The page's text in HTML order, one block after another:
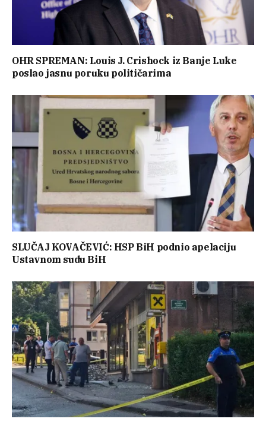
OHR SPREMAN: Louis J. Crishock iz Banje Luke
poslao jasnu poruku političarima
SLUČAJ KOVAČEVIĆ: HSP BiH podnio apelaciju
Ustavnom sudu BiH